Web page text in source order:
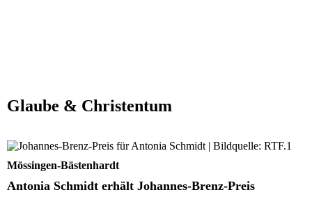
Glaube & Christentum
Antonia Schmidt erhält Johannes-Brenz-Preis
Mössingen-Bästenhardt
Antonia Schmidt erhält Johannes-Brenz-Preis